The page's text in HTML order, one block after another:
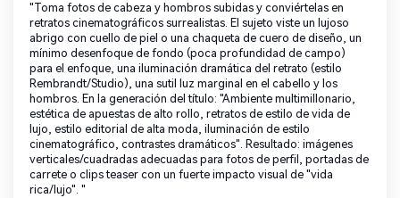
"Toma fotos de cabeza y hombros subidas y conviértelas en
retratos cinematográficos surrealistas. El sujeto viste un lujoso
abrigo con cuello de piel o una chaqueta de cuero de diseño, un
mínimo desenfoque de fondo (poca profundidad de campo)
para el enfoque, una iluminación dramática del retrato (estilo
Rembrandt/Studio), una sutil luz marginal en el cabello y los
hombros. En la generación del título: "Ambiente multimillonario,
estética de apuestas de alto rollo, retratos de estilo de vida de
lujo, estilo editorial de alta moda, iluminación de estilo
cinematográfico, contrastes dramáticos". Resultado: imágenes
verticales/cuadradas adecuadas para fotos de perfil, portadas de
carrete o clips teaser con un fuerte impacto visual de "vida
rica/lujo". "